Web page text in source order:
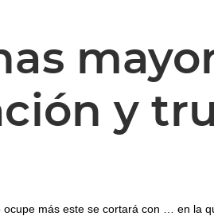
y
más este se cortará con … en la